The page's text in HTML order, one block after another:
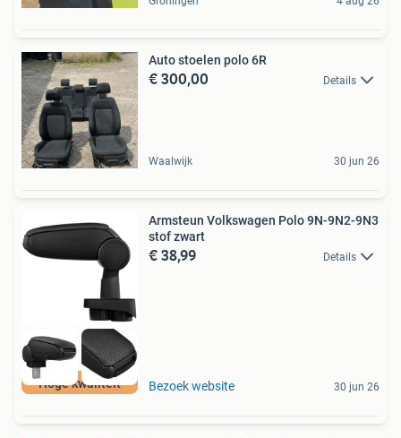
Auto stoelen polo 6R
€ 300,00 Details
Waalwijk 30 jun 26
Hoge kwaliteit
Armsteun Volkswagen Polo 9N-9N2-9N3
stof zwart
€ 38,99 Details
Bezoek website 30 jun 26